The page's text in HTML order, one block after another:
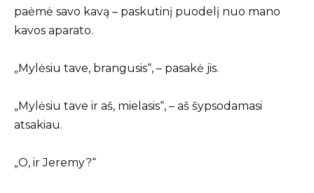
paėmė savo kavą – paskutinį puodelį nuo mano
kavos aparato.
„Mylėsiu tave, brangusis“, – pasakė jis.
„Mylėsiu tave ir aš, mielasis“, – aš šypsodamasi
atsakiau.
„O, ir Jeremy?“